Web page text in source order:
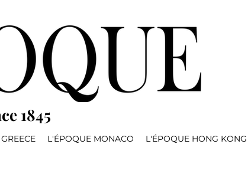
1845
L'ÉPOQUE MONACO L'ÉPOQUE HONG KONG